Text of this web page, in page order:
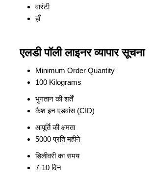
वारंटी
हाँ
एलडी पॉली लाइनर व्यापार सूचना
Minimum Order Quantity
100 Kilograms
भुगतान की शर्तें
कैश इन एडवांस (CID)
आपूर्ति की क्षमता
5000 प्रति महीने
डिलीवरी का समय
7-10 दिन